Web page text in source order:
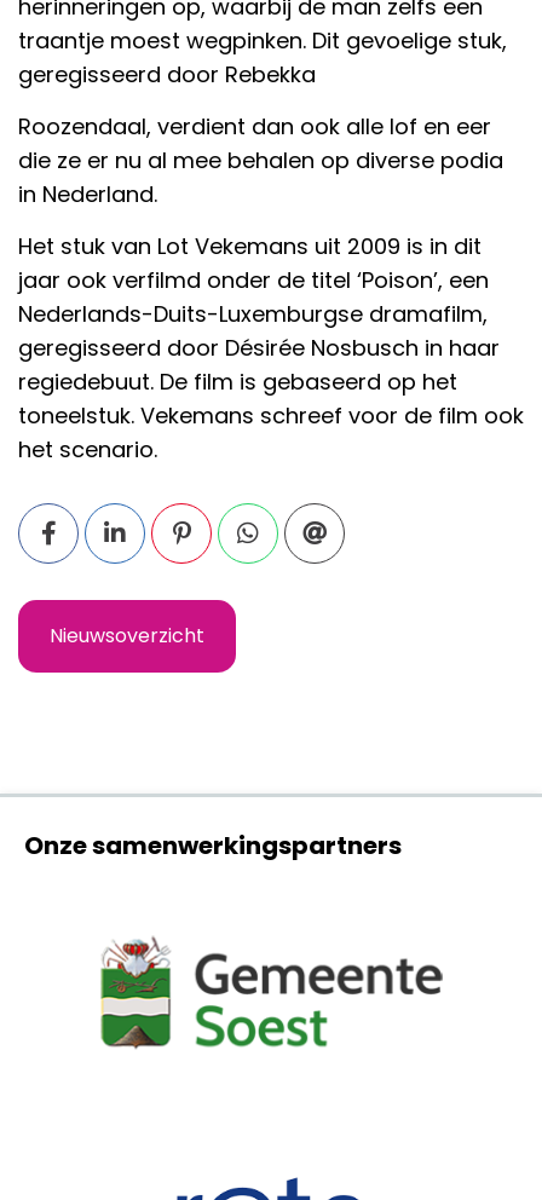
herinneringen op, waarbij de man zelfs een
traantje moest wegpinken. Dit gevoelige stuk,
geregisseerd door Rebekka
Roozendaal, verdient dan ook alle lof en eer
die ze er nu al mee behalen op diverse podia
in Nederland.
Het stuk van Lot Vekemans uit 2009 is in dit
jaar ook verfilmd onder de titel ‘Poison’, een
Nederlands-Duits-Luxemburgse dramafilm,
geregisseerd door Désirée Nosbusch in haar
regiedebuut. De film is gebaseerd op het
toneelstuk. Vekemans schreef voor de film ook
het scenario.
Nieuwsoverzicht
Onze samenwerkingspartners